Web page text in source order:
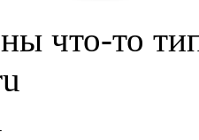
что-то